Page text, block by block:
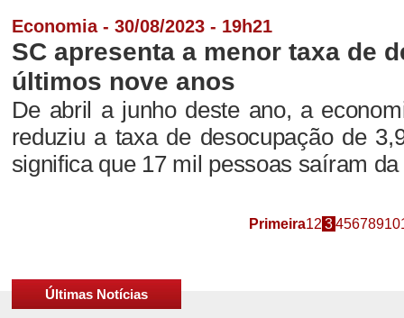
Economia - 30/08/2023 - 19h21
SC apresenta a menor taxa de
últimos nove anos
De abril a junho deste ano, a
reduziu a taxa de desocupação de
significa que 17 mil pessoas saíram
Primeira12 3 45678910
Últimas Notícias